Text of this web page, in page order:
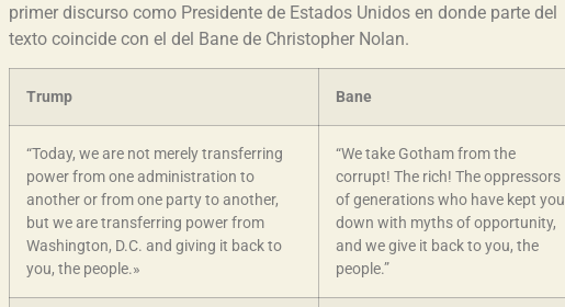
primer discurso como Presidente de Estados Unidos en donde parte del
texto coincide con el del Bane de Christopher Nolan.
Trump Bane
“Today, we are not merely transferring
power from one administration to
another or from one party to another,
but we are transferring power from
Washington, D.C. and giving it back to
you, the people.»
“We take Gotham from the
corrupt! The rich! The oppressors
of generations who have kept you
down with myths of opportunity,
and we give it back to you, the
people.”